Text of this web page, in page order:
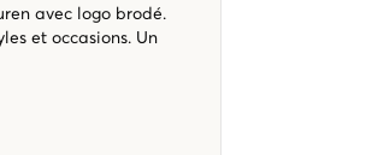
avec logo brodé.
et occasions. Un